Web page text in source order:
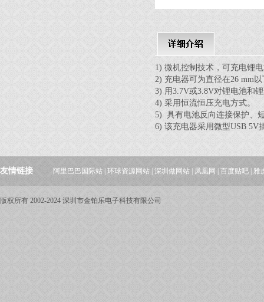
1) 微机控制技术，可充电锂
2) 充电器可为直径在26 mm
3) 用3.7V或3.8V对锂电池和
4) 采用恒流恒压充电方式。
5) 具有电池反向连接保护、
6) 该充电器采用微型USB 5V
友情链接 阿里巴巴国际站 环球资源网站 深圳做网站 凤凰网 百度贴吧 雅
版权所有 2002-2024 深圳市金铂乐电子科技有限公司